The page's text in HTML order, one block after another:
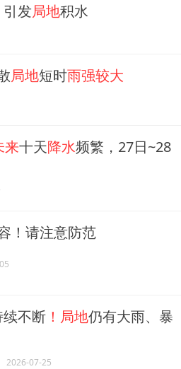
引发局地积水
局地短时雨强较大
来十天降水频繁，27日~28
！请注意防范
续不断 ！局地仍有大雨、暴
2026-07-25